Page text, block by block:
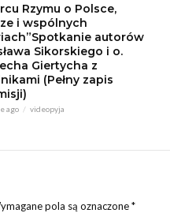
Rzymu o Polsce,
i wspólnych
autorów
Sikorskiego i o.
Giertycha z
(Pełny zapis
ago videopyja
pola są oznaczone*